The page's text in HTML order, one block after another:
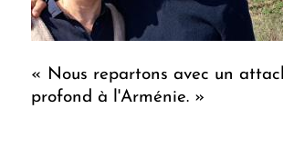
« Nous repartons avec un
profond à l'Arménie. »